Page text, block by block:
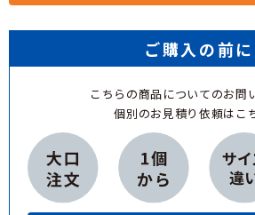
ご購入の前に
こちらの商品についてのお問
個別のお見積り依頼はこ